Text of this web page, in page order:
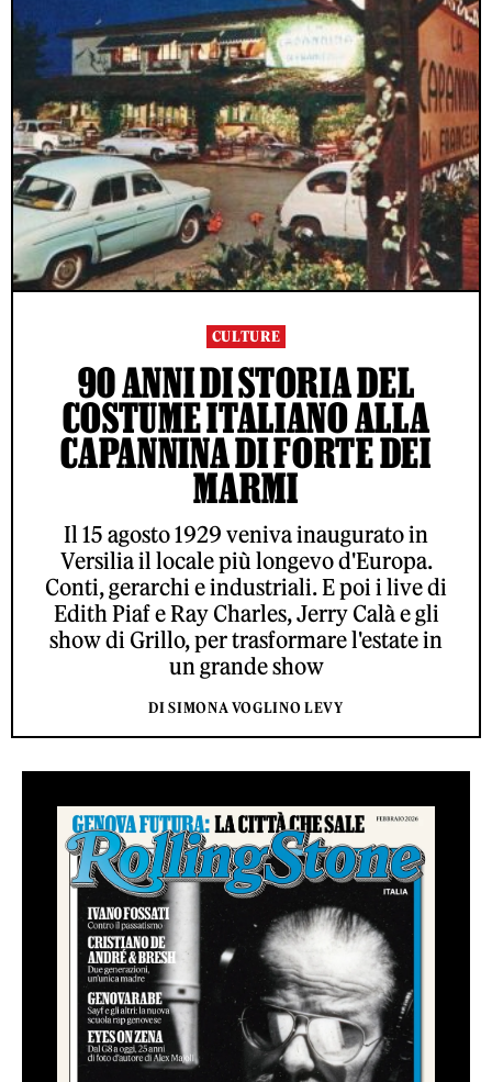
CULTURE
90 ANNI DI STORIA DEL
COSTUME ITALIANO ALLA
CAPANNINA DI FORTE DEI
MARMI
Il 15 agosto 1929 veniva inaugurato in
Versilia il locale più longevo d'Europa.
Conti, gerarchi e industriali. E poi i live di
Edith Piaf e Ray Charles, Jerry Calà e gli
show di Grillo, per trasformare l'estate in
un grande show
DI SIMONA VOGLINO LEVY